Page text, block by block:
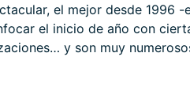
el mejor desde
el inicio de año con
y son muy